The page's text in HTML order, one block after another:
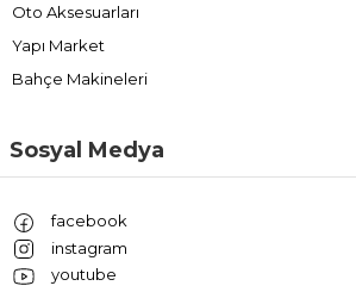
Oto Aksesuarları
Yapı Market
Bahçe Makineleri
Sosyal Medya
facebook
instagram
youtube